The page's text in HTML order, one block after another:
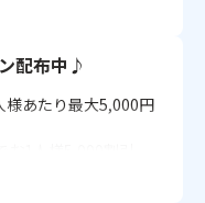
でにご連絡くださ
配布中♪
様あたり最大5,000円
1人様3,000割引